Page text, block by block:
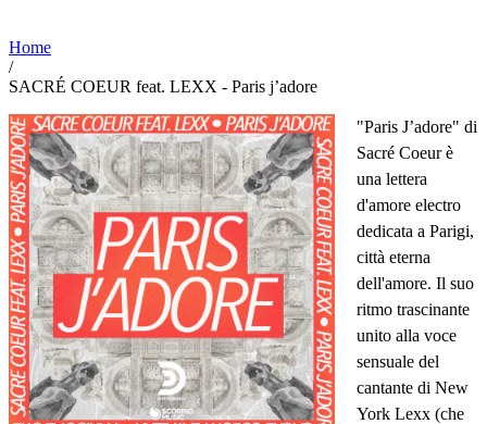
Home
/
SACRÉ COEUR feat. LEXX - Paris j’adore
"Paris J’adore" di
Sacré Coeur è
una lettera
d'amore electro
dedicata a Parigi,
città eterna
dell'amore. Il suo
ritmo trascinante
unito alla voce
sensuale del
cantante di New
York Lexx (che